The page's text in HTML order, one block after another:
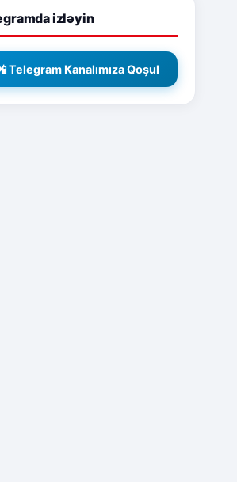
izləyin
Telegram Kanalımıza Qoşul